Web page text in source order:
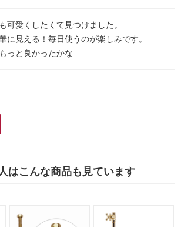
可愛くしたくて見つけました。
に見える！毎日使うのが楽しみです。
っと良かったかな
はこんな商品も見ています